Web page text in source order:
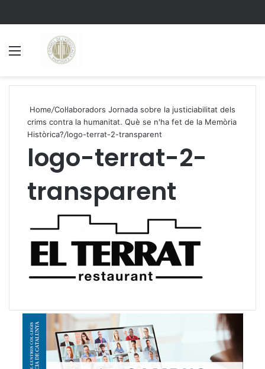
Home/Col·laboradors Jornada sobre la justiciabilitat dels
crims contra la humanitat. Què se n'ha fet de la Memòria
Històrica?/logo-terrat-2-transparent
logo-terrat-2-
transparent